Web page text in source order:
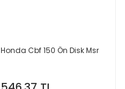
Honda Cbf 150 Ön Disk Msr